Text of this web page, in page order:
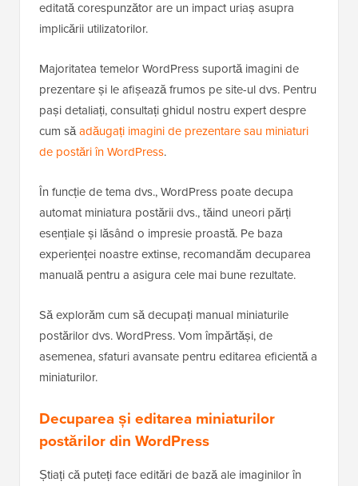
editată corespunzător are un impact uriaș asupra
implicării utilizatorilor.
Majoritatea temelor WordPress suportă imagini de
prezentare și le afișează frumos pe site-ul dvs. Pentru
pași detaliați, consultați ghidul nostru expert despre
cum săadăugați imagini de prezentare sau miniaturi
de postări în WordPress.
În funcție de tema dvs., WordPress poate decupa
automat miniatura postării dvs., tăind uneori părți
esențiale și lăsând o impresie proastă. Pe baza
experienței noastre extinse, recomandăm decuparea
manuală pentru a asigura cele mai bune rezultate.
Să explorăm cum să decupați manual miniaturile
postărilor dvs. WordPress. Vom împărtăși, de
asemenea, sfaturi avansate pentru editarea eficientă a
miniaturilor.
Decuparea și editarea miniaturilor
postărilor din WordPress
Știați că puteți face editări de bază ale imaginilor în